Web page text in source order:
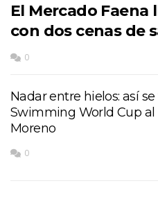
El Mercado Faena
con dos cenas de
0
Nadar entre hielos: así
Swimming World Cup
Moreno
0